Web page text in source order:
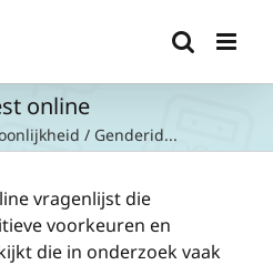
online
/ Genderid...
vragenlijst die
voorkeuren en
die in onderzoek vaak